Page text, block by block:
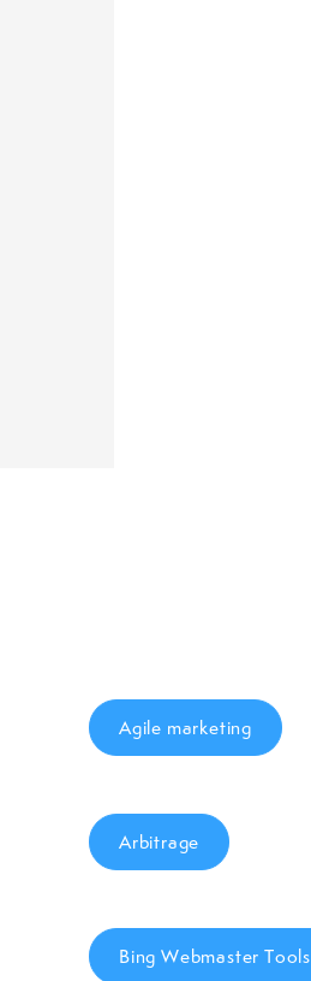
Agile marketing
Arbitrage
Bing Webmaster Tools